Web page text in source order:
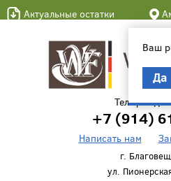
Актуальные остатки
Ваш
Да
Телефон
+7 (914)
Написать нам
г.
ул.